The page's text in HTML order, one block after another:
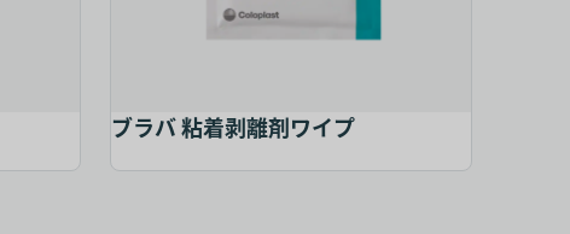
ブラバ 粘着剥離剤ワイプ